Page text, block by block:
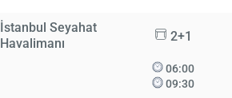
İstanbul Seyahat
Havalimanı
2+1
06:00
09:30